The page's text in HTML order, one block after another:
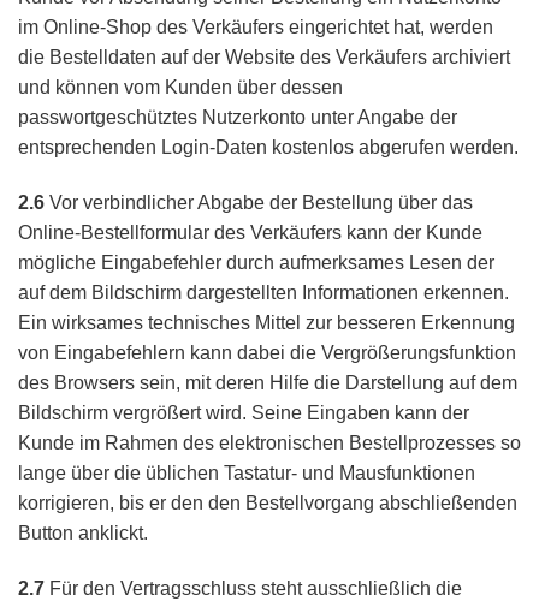
im Online-Shop des Verkäufers eingerichtet hat, werden
die Bestelldaten auf der Website des Verkäufers archiviert
und können vom Kunden über dessen
passwortgeschütztes Nutzerkonto unter Angabe der
entsprechenden Login-Daten kostenlos abgerufen werden.
2.6 Vor verbindlicher Abgabe der Bestellung über das
Online-Bestellformular des Verkäufers kann der Kunde
mögliche Eingabefehler durch aufmerksames Lesen der
auf dem Bildschirm dargestellten Informationen erkennen.
Ein wirksames technisches Mittel zur besseren Erkennung
von Eingabefehlern kann dabei die Vergrößerungsfunktion
des Browsers sein, mit deren Hilfe die Darstellung auf dem
Bildschirm vergrößert wird. Seine Eingaben kann der
Kunde im Rahmen des elektronischen Bestellprozesses so
lange über die üblichen Tastatur- und Mausfunktionen
korrigieren, bis er den den Bestellvorgang abschließenden
Button anklickt.
2.7 Für den Vertragsschluss steht ausschließlich die